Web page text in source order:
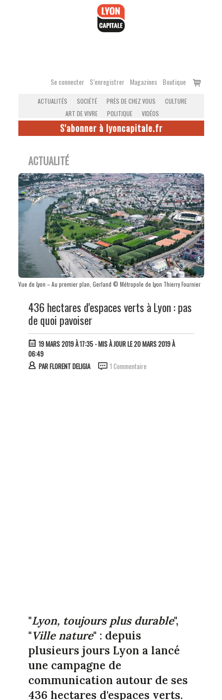
Se connecter S’enregistrer Magazines Boutique
Voir
ACTUALITÉS SOCIÉTÉ PRÈS DE CHEZ VOUS
CULTURE
ART DE VIVRE
POLITIQUE VIDÉOS
S'abonner à lyoncapitale.fr
ACTUALITÉ
Vue de Lyon – Au premier plan, Gerland © Métropole de Lyon Thierry Fournier
436 hectares d'espaces verts à Lyon : pas
de quoi pavoiser
19 MARS 2019 À 17:35- MIS À JOUR LE 20 MARS 2019 À
06:49
PARFLORENT DELIGIA 1 Commentaire
"Lyon, toujours plus durable",
"Ville nature" : depuis
plusieurs jours Lyon a lancé
une campagne de
communication autour de ses
436 hectares d'espaces verts.